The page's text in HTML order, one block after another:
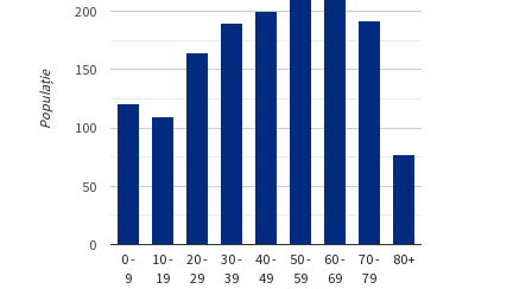
0 -
9
10 -
19
20 -
29
30 -
39
40 -
49
50 -
59
60 -
69
70 -
79
80+
0
50
100
150
200
Populație